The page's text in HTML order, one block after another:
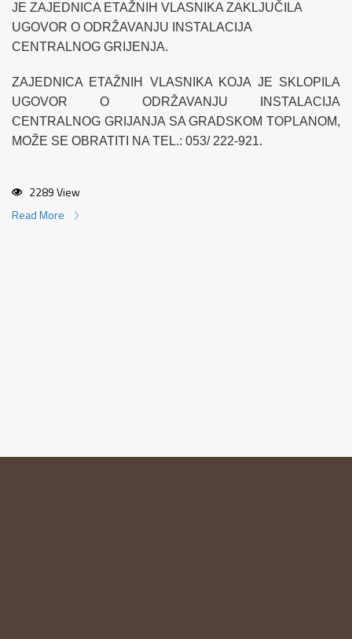
JE ZAJEDNICA ETAŽNIH VLASNIKA ZAKLJUČILA
UGOVOR O ODRŽAVANJU INSTALACIJA
CENTRALNOG GRIJENJA.
ZAJEDNICA ETAŽNIH VLASNIKA KOJA JE SKLOPILA
UGOVOR O ODRŽAVANJU INSTALACIJA
CENTRALNOG GRIJANJA SA GRADSKOM TOPLANOM,
MOŽE SE OBRATITI NA TEL.: 053/ 222-921.
2289 View
Read More